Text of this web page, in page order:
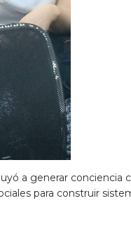
a generar conciencia
para construir